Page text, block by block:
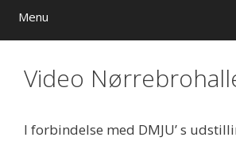
Menu
Video
I forbindelse med DMJU’ s